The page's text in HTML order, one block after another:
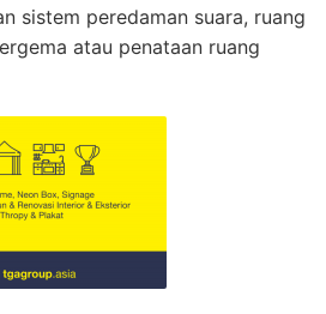
sistem peredaman suara, ruang
atau penataan ruang